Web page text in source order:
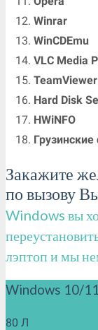
Winrar
WinCDEmu
VLC Media
TeamViewer
Hard Disk
HWiNFO
Закажите
по вызову
Windows вы
лэптоп и мы
Windows 10/
80 Л